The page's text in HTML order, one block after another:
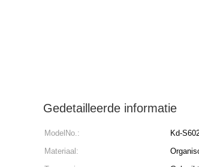
Gedetailleerde informatie
ModelNo.: Kd-
Materiaal: